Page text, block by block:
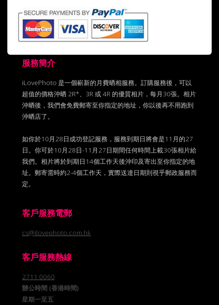
服務簡介
iLovePhoto 是一個嶄新的月費晒相服務。訂購服務後，可以
超值的價格沖晒 2R*、3R 或 4R 的優質相片，每月30張。相片
沖晒後，我們會免費郵寄至你指定的地址，你以後再不用跑到
沖晒店了。
如你於10月28日成功登記服務，服務到期日將會是11月的27
日。你可於10月28日-11月27日期間任何時間上載30張相片給
我們。相片將於到期日14個工作天後沖印及寄出至你指定的地
址。郵寄需時約2-4個工作天，實際送達日期則視乎郵政服務而
定。
客戶服務電郵
cs@ilovephoto.com.hk
客戶服務熱線
2711 0060
辦公時間 (香港時間)
星期一至五